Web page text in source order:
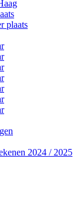
plaats
2024 / 2025